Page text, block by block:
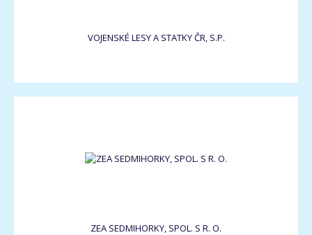
VOJENSKÉ LESY A STATKY ČR, S.P.
ZEA SEDMIHORKY, SPOL. S R. O.